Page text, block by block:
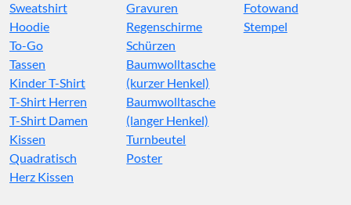
Sweatshirt
Hoodie
To-Go
Gravuren
Regenschirme
Schürzen
Fotowand
Stempel
Tassen
Kinder T-Shirt
T-Shirt Herren
T-Shirt Damen
Kissen
Quadratisch
Herz Kissen
Baumwolltasche
(kurzer Henkel)
Baumwolltasche
(langer Henkel)
Turnbeutel
Poster